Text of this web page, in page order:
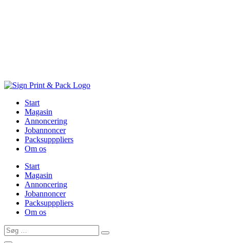
Start
Magasin
Annoncering
Jobannoncer
Packsupppliers
Om os
Start
Magasin
Annoncering
Jobannoncer
Packsupppliers
Om os
Søg
…